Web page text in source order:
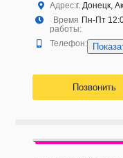
Адрес:г. Донецк,
Время
работы:
Пн-Пт
Телефон:
Позвонить